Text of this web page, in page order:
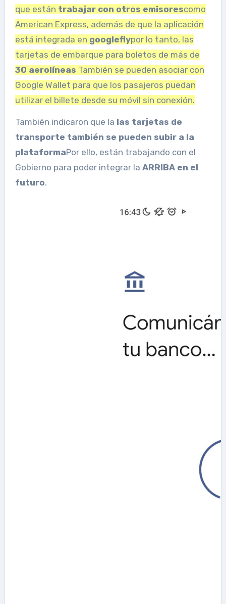
que están trabajar con otros emisorescomo
American Express, además de que la aplicación
está integrada en googleflypor lo tanto, las
tarjetas de embarque para boletos de más de
30 aerolíneas También se pueden asociar con
Google Wallet para que los pasajeros puedan
utilizar el billete desde su móvil sin conexión.
También indicaron que la las tarjetas de
transporte también se pueden subir a la
plataformaPor ello, están trabajando con el
Gobierno para poder integrar la ARRIBA en el
futuro.